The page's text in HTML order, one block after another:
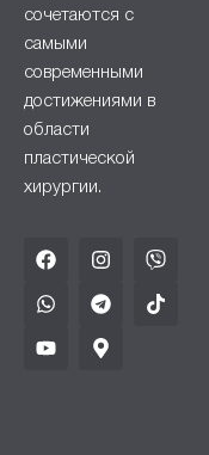
сочетаются с
самыми
современными
достижениями в
области
пластической
хирургии.